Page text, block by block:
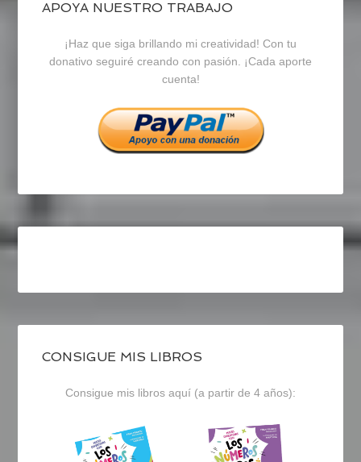
blogrecursosep
en
Facebook
recursosep
en
Twitter
recursosep
en
Instagram
APOYA NUESTRO TRABAJO
¡Haz que siga brillando mi creatividad! Con tu
donativo seguiré creando con pasión. ¡Cada aporte
cuenta!
CONSIGUE MIS LIBROS
Consigue mis libros aquí (a partir de 4 años):